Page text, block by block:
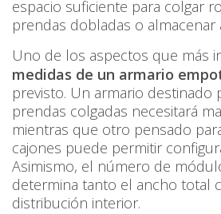
espacio suficiente para colgar
prendas dobladas o almacenar
Uno de los aspectos que más
medidas de un armario
previsto. Un armario destinado
prendas colgadas necesitará
mientras que otro pensado
cajones puede permitir
Asimismo, el número de
determina tanto el ancho total
distribución interior.